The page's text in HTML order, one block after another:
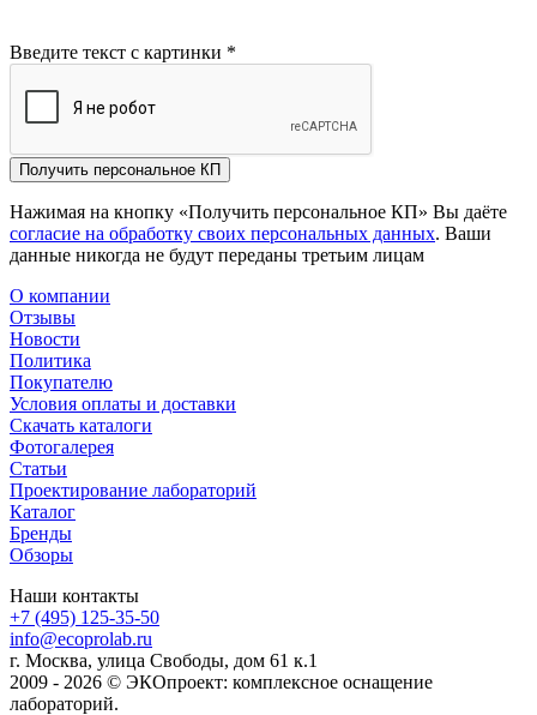
Введите текст с картинки *
Получить персональное КП
Нажимая на кнопку «Получить персональное КП» Вы даёте
согласие на обработку своих персональных данных. Ваши
данные никогда не будут переданы третьим лицам
О компании
Отзывы
Новости
Политика
Покупателю
Условия оплаты и доставки
Скачать каталоги
Фотогалерея
Статьи
Проектирование лабораторий
Каталог
Бренды
Обзоры
Наши контакты
+7 (495) 125-35-50
info@ecoprolab.ru
г. Москва, улица Свободы, дом 61 к.1
2009 - 2026 © ЭКОпроект: комплексное оснащение
лабораторий.